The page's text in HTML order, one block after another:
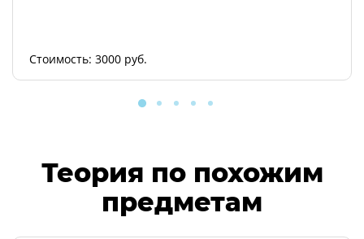
Стоимость: 3000 руб.
Теория по похожим
предметам